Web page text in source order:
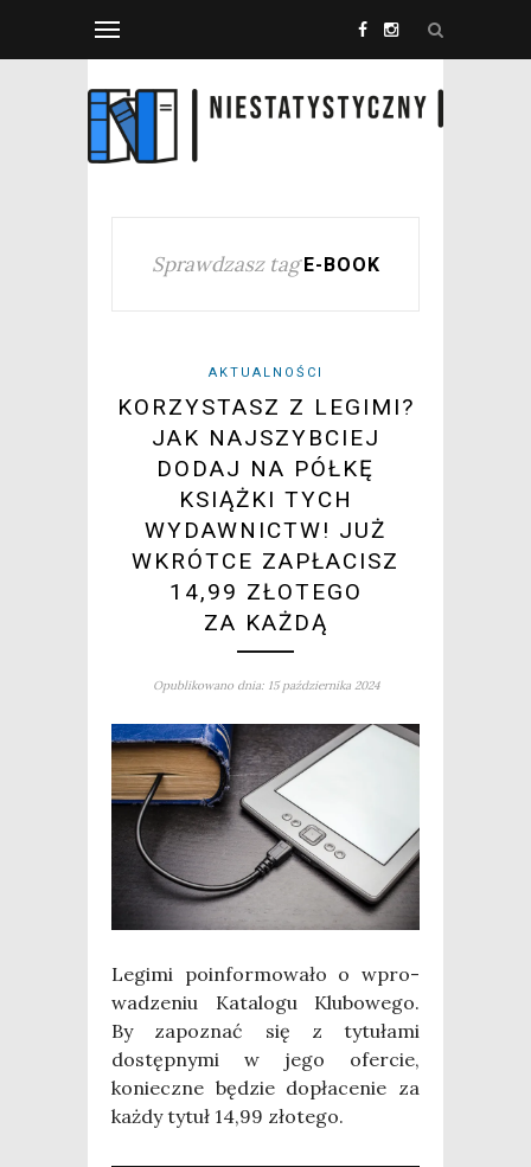
Sprawdzasz tag E-BOOK
AKTUALNOŚCI
KORZYSTASZ Z LEGIMI?
JAK NAJSZYBCIEJ
DODAJ NA PÓŁKĘ
KSIĄŻKI TYCH
WYDAWNICTW! JUŻ
WKRÓTCE ZAPŁACISZ
14,99 ZŁOTEGO
ZA KAŻDĄ
Opublikowano dnia: 15 października 2024
Legi­mi poin­for­mo­wa­ło o wpro­
wa­dze­niu Kata­lo­gu Klu­bo­we­go.
By zapo­znać się z tytu­ła­mi
dostęp­ny­mi w jego ofer­cie,
koniecz­ne będzie dopła­ce­nie za
każ­dy tytuł 14,99 zło­te­go.